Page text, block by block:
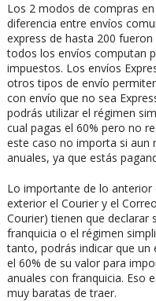
Los 2 modos de compras
diferencia entre envíos
express de hasta 200
todos los envíos computan
impuestos. Los envíos
otros tipos de envío
con envío que no sea
podrás utilizar el régimen
cual pagas el 60% pero no
este caso no importa si aun
anuales, ya que estás
Lo importante de lo anterior
exterior el Courier y el
Courier) tienen que declarar
franquicia o el régimen
tanto, podrás indicar que un
el 60% de su valor para
anuales con franquicia. Eso
muy baratas de traer.